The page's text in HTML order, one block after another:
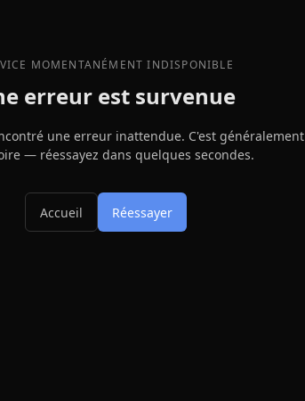
MOMENTANÉMENT INDISPONIBLE
erreur est survenue
une erreur inattendue. C'est généralement
— réessayez dans quelques secondes.
Accueil Réessayer